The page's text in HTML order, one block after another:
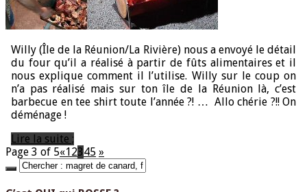
Willy (Île de la Réunion/La Rivière) nous a envoyé le détail
du four qu’il a réalisé à partir de fûts alimentaires et il
nous explique comment il l’utilise. Willy sur le coup on
n’a pas réalisé mais sur ton île de la Réunion là, c’est
barbecue en tee shirt toute l’année ?! … Allo chérie ?!! On
déménage !
Lire la suite ;
Page 3 of 5«12345 »